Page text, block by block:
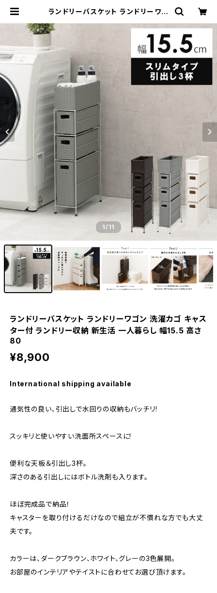
ランドリーバスケット ランドリーワゴ
収納 新生活 一人暮らし 幅15.5 高さ
1/11
ランドリーバスケット ランドリーワゴン 洗濯カゴ キャス
ター付 ランドリー収納 新生活 一人暮らし 幅15.5 高さ
80
¥8,900
International shipping available
通気性の良い､引出しで水回りの収納もバッチリ!
スッキリと使いやすい洗面所スペースに!
便利な天板＆引出し3杯。
深さのある引出しにはボトル洗剤も入ります。
ほぼ完成品で納品！
キャスターを取り付けるだけなので組立が不慣れな方でも大丈
夫です。
カラーは、ダークブラウン、ホワイト、グレーの3色展開。
お部屋のインテリアやテイストに合わせてお選び頂けます。